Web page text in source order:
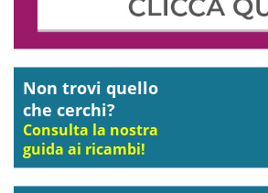
Non trovi quello
che cerchi?
Consulta la nostra
guida ai ricambi!